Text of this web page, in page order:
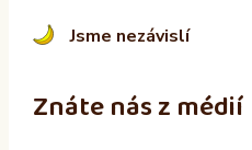
Jsme nezávislí
Znáte nás z médií